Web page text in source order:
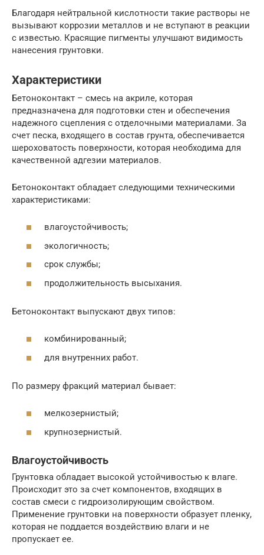
Благодаря нейтральной кислотности такие растворы не
вызывают коррозии металлов и не вступают в реакции
с известью. Красящие пигменты улучшают видимость
нанесения грунтовки.
Характеристики
Бетоноконтакт – смесь на акриле, которая
предназначена для подготовки стен и обеспечения
надежного сцепления с отделочными материалами. За
счет песка, входящего в состав грунта, обеспечивается
шероховатость поверхности, которая необходима для
качественной адгезии материалов.
Бетоноконтакт обладает следующими техническими
характеристиками:
влагоустойчивость;
экологичность;
срок службы;
продолжительность высыхания.
Бетоноконтакт выпускают двух типов:
комбинированный;
для внутренних работ.
По размеру фракций материал бывает:
мелкозернистый;
крупнозернистый.
Влагоустойчивость
Грунтовка обладает высокой устойчивостью к влаге.
Происходит это за счет компонентов, входящих в
состав смеси с гидроизолирующим свойством.
Применение грунтовки на поверхности образует пленку,
которая не поддается воздействию влаги и не
пропускает ее.